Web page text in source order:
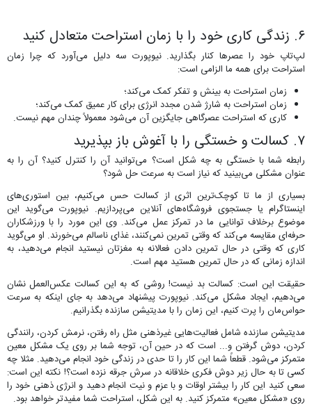
۶. زندگی کاری خود را با زمان استراحت متعادل کنید
لپ‌تاپ خود را عصرها کنار بگذارید. نیوپورت سه دلیل می‌آورد که چرا زمان
استراحت برای همه ما الزامی است:
زمان استراحت به بینش و تفکر کمک می‌کند؛
زمان استراحت به شارژ شدن مجدد انرژی برای کار عمیق کمک می‌کند؛
کاری که استراحت عصرگاهی جایگزین آن می‌شود معمولاً چندان مهم نیست.
۷. کسالت و خستگی را با آغوش باز بپذیرید
رابطه شما با خستگی به چه شکل است؟ می‌توانید آن را کنترل کنید؟ آن را به
عنوان مشکلی می‌بینید که نیاز است به سرعت حل شود؟
بسیاری از ما تا کوچک‌ترین اثری از کسالت حس می‌کنیم، بین استوری‌های
اینستاگرام یا جستجوی فروشگاه‌های آنلاین می‌پردازیم. نیوپورت می‌گوید این
موضوع برخلاف توانایی ما در تمرکز عمل می‌کند. وی این مورد را با ورزشکاران
حرفه‌ای مقایسه می‌کند که وقتی تمرین نمی‌کنند، غذای ناسالم می‌خورند. او می‌گوید
کاری که وقتی در حال تمرین دادن فعالانه به مغزتان نیستید انجام می‌دهید، به
اندازه زمانی که در حال تمرین هستید مهم است.
حقیقت این است: کسالت بد نیست! روشی که به این کسالت عکس‌العمل نشان
می‌دهیم، ایجاد مشکل می‌کند. نیوپورت پیشنهاد می‌دهد به جای اینکه به سرعت
حواس‌مان را پرت کنیم، این زمان را با مدیتیشن سازنده بگذرانیم.
مدیتیشن سازنده شامل فعالیت‌هایی غیرذهنی مثل راه رفتن، نرمش کردن، رانندگی
کردن، دوش گرفتن و... است که در حین آن، توجه شما بر روی یک مشکل معین
متمرکز می‌شود. قطعاً شما این کار را تا حدی در زندگی خود انجام می‌دهید. مثلا چه
کسی تا به حال زیر دوش فکری خلاقانه در سرش جرقه نزده است؟! نکته این است:
سعی کنید این کار را بیشتر اوقات و با عزم و نیت انجام دهید و انرژی ذهنی خود را
روی «مشکل معین» متمرکز کنید. به این شکل، استراحت شما مفیدتر خواهد بود.